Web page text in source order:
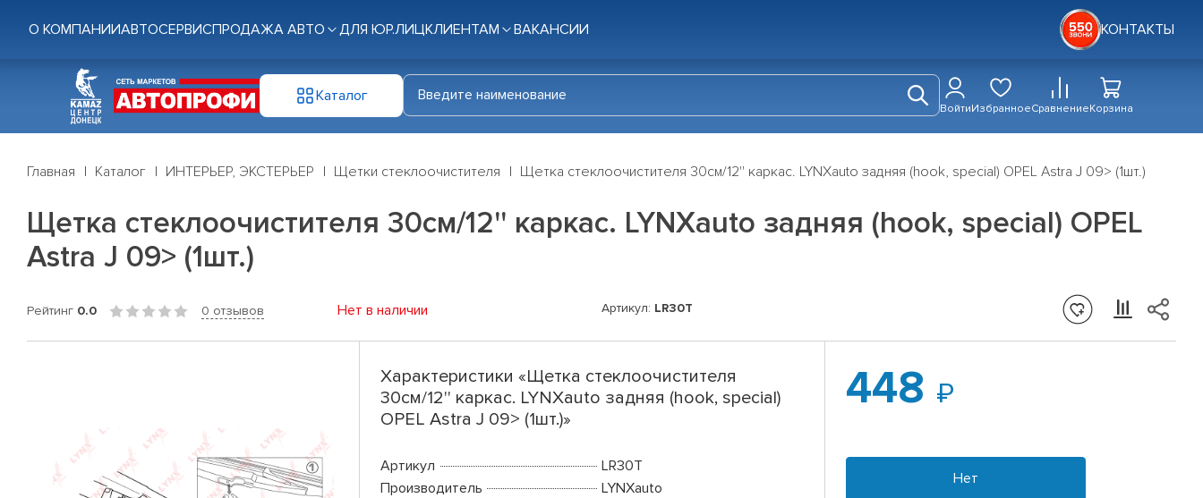
О КОМПАНИИАВТОСЕРВИСПРОДАЖА АВТО ДЛЯ ЮР.ЛИЦКЛИЕНТАМ ВАКАНСИИ КОНТАКТЫ
Каталог
ВойтиИзбранноеСравнениеКорзина
Главная Каталог ИНТЕРЬЕР, ЭКСТЕРЬЕР Щетки стеклоочистителя Щетка стеклоочистителя 30см/12'' каркас. LYNXauto задняя (hook, special) OPEL Astra J 09> (1шт.)
Щетка стеклоочистителя 30см/12'' каркас. LYNXauto задняя (hook, special) OPEL
Astra J 09> (1шт.)
Рейтинг 0.0 0 отзывов Нет в наличии Артикул: LR30T
Характеристики «Щетка стеклоочистителя
30см/12'' каркас. LYNXauto задняя (hook, special)
OPEL Astra J 09> (1шт.)»
Артикул
LR30T
Производитель
LYNXauto
448
Нет